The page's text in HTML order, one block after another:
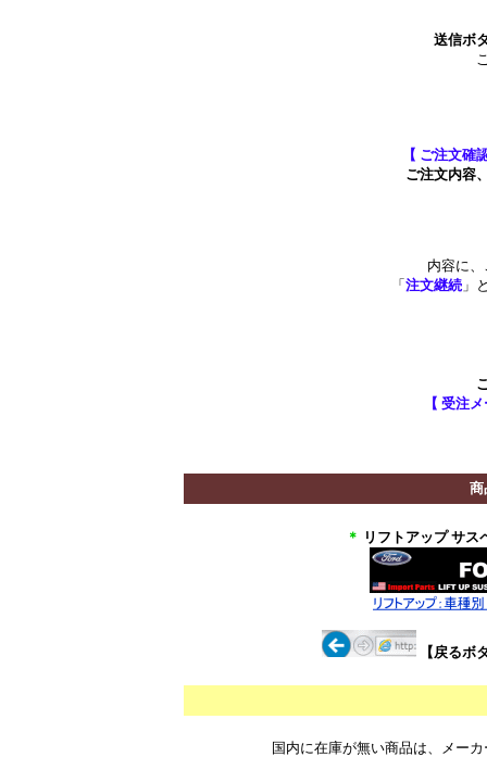
送信ボ
【 ご注文確
ご注文内容
内容に
「 注文継続 」
【 受注
商
＊ リフトアップ サ
【戻るボ
国内に在庫が無い商品は、メー